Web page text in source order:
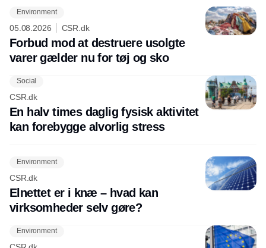
Environment
05.08.2026 CSR.dk
Forbud mod at destruere usolgte
varer gælder nu for tøj og sko
Social
CSR.dk
En halv times daglig fysisk aktivitet
kan forebygge alvorlig stress
Environment
CSR.dk
Elnettet er i knæ – hvad kan
virksomheder selv gøre?
Environment